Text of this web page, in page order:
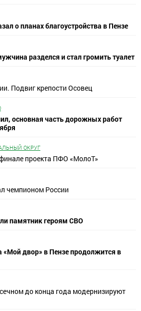
о планах благоустройства в Пензе
разделся и стал громить туалет
Подвиг крепости Осовец
основная часть дорожных работ
ОКРУГ
проекта ПФО «МолоТ»
чемпионом России
памятник героям СВО
двор» в Пензе продолжится в
до конца года модернизируют